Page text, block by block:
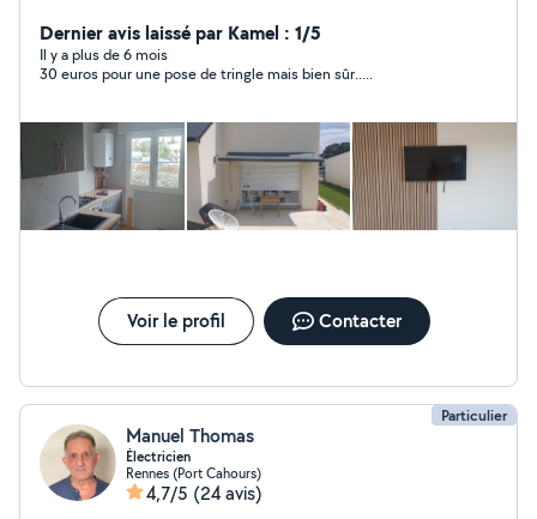
instalation Montage meuble en kit Pose cuisine
Réparation serrure Électricité Réparation et instalation
pompe à chaleur (clim) instalation télévision,tringle à
électrique N'hésite pas. Zero.six .zero. deux. vigne
.quatre. soixante .un .dix .sept.
Dernier avis laissé par Kamel : 1/5
Il y a plus de 6 mois
30 euros pour une pose de tringle mais bien sûr.....
Voir le profil Contacter
Particulier
Manuel Thomas
Électricien
Rennes (Port Cahours)
4,7/5 (24 avis)